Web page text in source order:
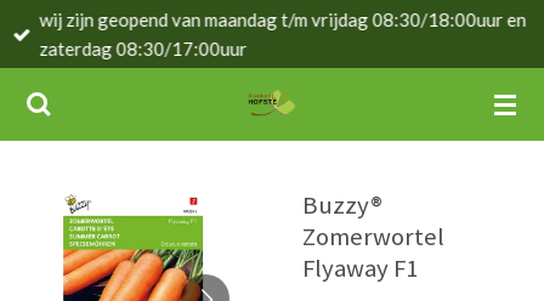
Ga
direct
de
hoofdinhoud
wij zijn geopend van maandag t/m vrijdag 08:30/18:00uur en
zaterdag 08:30/17:00uur
Buzzy®
Zomerwortel
Flyaway F1